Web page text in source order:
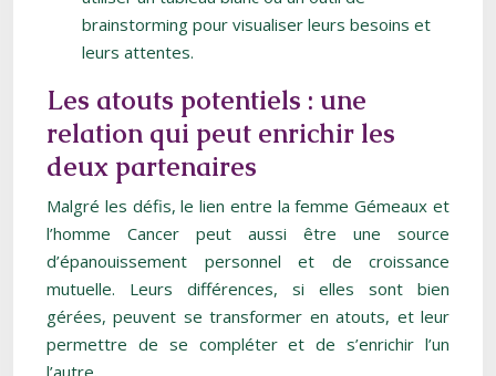
brainstorming pour visualiser leurs besoins et
leurs attentes.
Les atouts potentiels : une
relation qui peut enrichir les
deux partenaires
Malgré les défis, le lien entre la femme Gémeaux et
l’homme Cancer peut aussi être une source
d’épanouissement personnel et de croissance
mutuelle. Leurs différences, si elles sont bien
gérées, peuvent se transformer en atouts, et leur
permettre de se compléter et de s’enrichir l’un
l’autre.